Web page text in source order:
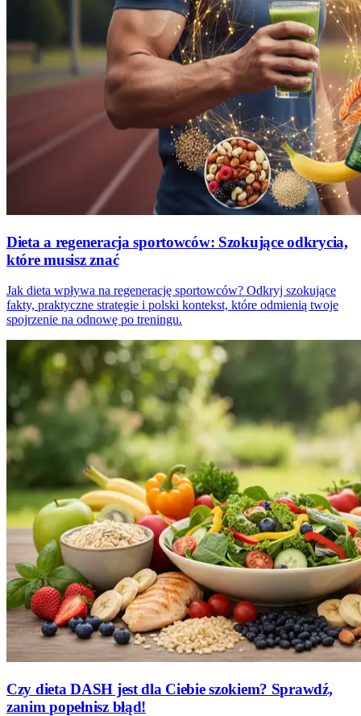
Dieta a regeneracja sportowców: Szokujące odkrycia,
które musisz znać
Jak dieta wpływa na regenerację sportowców? Odkryj szokujące
fakty, praktyczne strategie i polski kontekst, które odmienią twoje
spojrzenie na odnowę po treningu.
Czy dieta DASH jest dla Ciebie szokiem? Sprawdź,
zanim popełnisz błąd!